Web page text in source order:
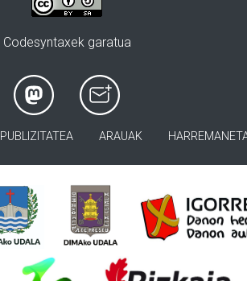
Codesyntaxek garatua
PUBLIZITATEA ARAUAK